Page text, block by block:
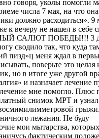
говоря, уколы помогли
числа 7 мая, на что
должно расходиться». 9
к вечеру не нашел в себе
САЛЮТ ПОБЕДЫ!!! 3
сводило так, что куда
пизд»ц меня ждал в
поверьте это целая
но в итоге уже другой
и назначает лечение
мне помогло. Плюс
снимок МРТ и
лежания. Не буду
мои мытарства,
фактическим